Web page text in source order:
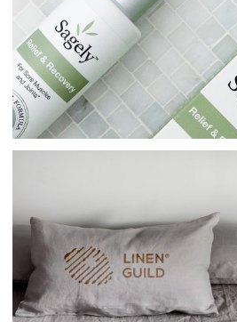
Логотипы
Принт
Упаковки
Фирменный стиль